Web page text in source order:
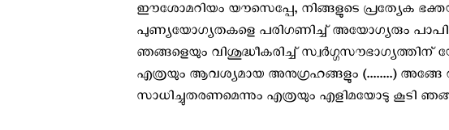
ഈശോമറിയം യൗസെപ്പേ, നിങ്ങളുടെ പ്രത്യേക
പുണ്യയോഗ്യതകളെ പരിഗണിച്ച് അയോഗ്യരും
ഞങ്ങളെയും വിശുദ്ധീകരിച്ച്
എത്രയും ആവശ്യമായ അനുഗ്രഹങ്ങളും (........) അങ്ങേ
സാധിച്ചുതരണമെന്നും എത്രയും എളിമയോടു കൂടി